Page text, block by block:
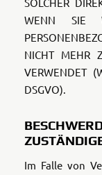
WENN SIE
NICHT MEHR
VERWENDET
DSGVO).
Im Falle von